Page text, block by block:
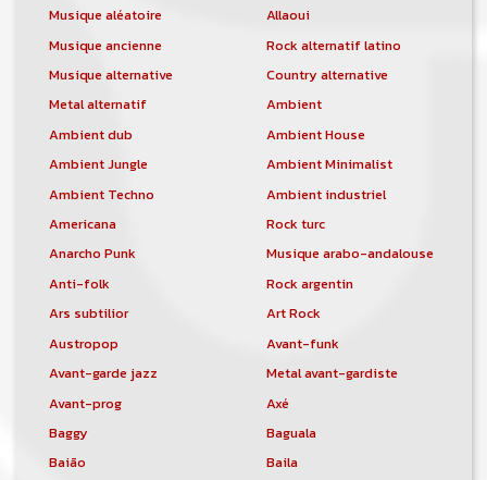
Musique aléatoire
Allaoui
Musique ancienne
Rock alternatif latino
Musique alternative
Country alternative
Metal alternatif
Ambient
Ambient dub
Ambient House
Ambient Jungle
Ambient Minimalist
Ambient Techno
Ambient industriel
Americana
Rock turc
Anarcho Punk
Musique arabo-andalouse
Anti-folk
Rock argentin
Ars subtilior
Art Rock
Austropop
Avant-funk
Avant-garde jazz
Metal avant-gardiste
Avant-prog
Axé
Baggy
Baguala
Baião
Baila